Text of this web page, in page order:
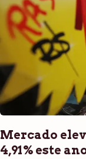
Mercado
4,91% este